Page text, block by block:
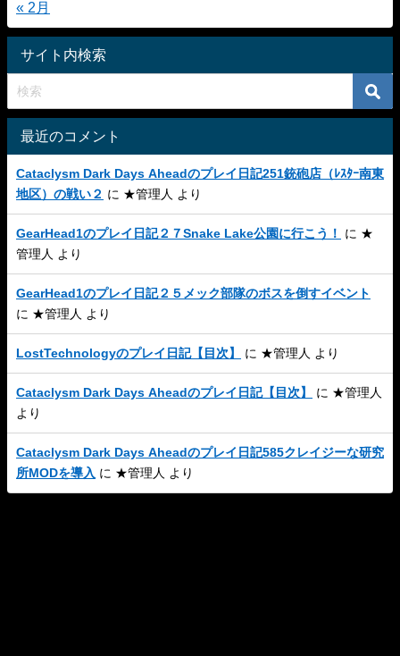
« 2月
サイト内検索
最近のコメント
Cataclysm Dark Days Aheadのプレイ日記251銃砲店（ﾚｽﾀｰ南東
地区）の戦い２ に ★管理人 より
GearHead1のプレイ日記２７Snake Lake公園に行こう！ に ★
管理人
より
GearHead1のプレイ日記２５メック部隊のボスを倒すイベント
に ★管理人 より
LostTechnologyのプレイ日記【目次】 に ★管理人 より
Cataclysm Dark Days Aheadのプレイ日記【目次】 に ★管理人
より
Cataclysm Dark Days Aheadのプレイ日記585クレイジーな研究
所MODを導入 に ★管理人 より